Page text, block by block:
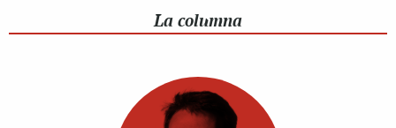
La columna